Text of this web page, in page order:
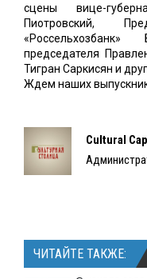
сцены вице-
Пиотровский,
председателя
Тигран Саркисян и
Ждем наших
Cultural
ЧИТАЙТЕ ТАКЖЕ: